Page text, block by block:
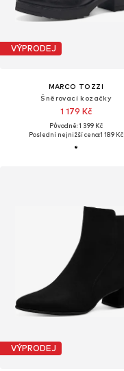
VÝPRODEJ
MARCO TOZZI
Šněrovací kozačky
1 179 Kč
Původně: 1 399 Kč
Poslední nejnižší cena:1 189 Kč
VÝPRODEJ